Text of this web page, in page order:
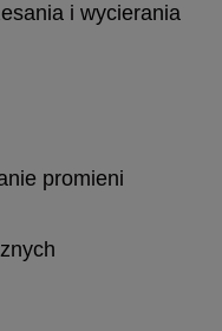
i wycierania
promieni